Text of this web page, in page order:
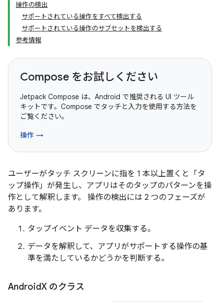
操作の検出
サポートされている操作をすべて検出する
サポートされている操作のサブセットを検出する
参考情報
Compose をお試しください
Jetpack Compose は、Android で推奨される UI ツール
キットです。Compose でタッチと入力を使用する方法を
ご覧ください。
操作 →
ユーザーがタッチ スクリーンに指を 1 本以上置くと「タ
ップ操作」が発生し、アプリはそのタップのパターンを操
作として解釈します。 操作の検出には 2 つのフェーズが
あります。
タップイベント データを収集する。
データを解釈して、アプリがサポートする操作の基
準を満たしているかどうかを判断する。
AndroidX のクラス